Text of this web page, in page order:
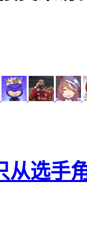
从选手